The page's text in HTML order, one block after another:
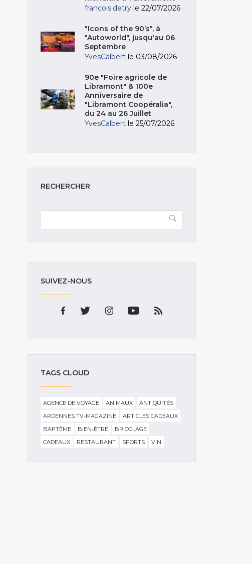
francois.detry le 22/07/2026
"Icons of the 90’s", à
"Autoworld", jusqu'au 06
Septembre
YvesCalbert le 03/08/2026
90e "Foire agricole de
Libramont" & 100e
Anniversaire de
"Libramont Coopéralia",
du 24 au 26 Juillet
YvesCalbert le 25/07/2026
RECHERCHER
SUIVEZ-NOUS
TAGS CLOUD
AGENCE DE VOYAGE ANIMAUX
ANTIQUITÉS
ARDENNES TV-MAGAZINE
ARTICLES CADEAUX
BAPTÊME
BIEN-ÊTRE
BRICOLAGE
CADEAUX
RESTAURANT SPORTS VIN